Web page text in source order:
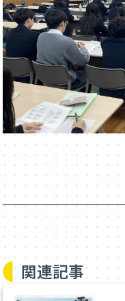
関連記事